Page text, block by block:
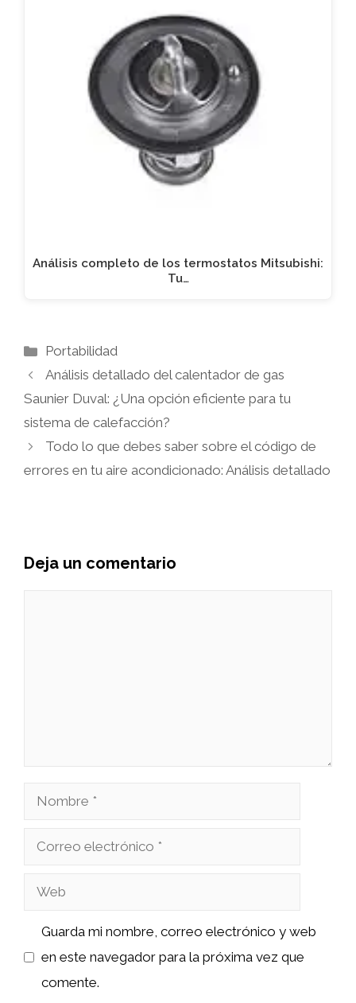
Análisis completo de los termostatos Mitsubishi:
Tu…
Categorías
Portabilidad
Análisis detallado del calentador de gas
Saunier Duval: ¿Una opción eficiente para tu
sistema de calefacción?
Todo lo que debes saber sobre el código de
errores en tu aire acondicionado: Análisis detallado
Deja un comentario
Nombre
Correo
Web
Guarda mi nombre, correo electrónico y web
en este navegador para la próxima vez que
comente.